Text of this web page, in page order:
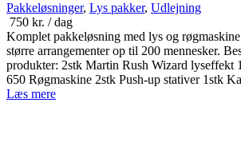
Pakkeløsninger, Lys pakker, Udlejning
750 kr. / dag
Komplet pakkeløsning med lys og
større arrangementer op til 200 mennesker.
produkter: 2stk Martin Rush Wizard lyseffekt
650 Røgmaskine 2stk Push-up stativer 1stk
Læs mere